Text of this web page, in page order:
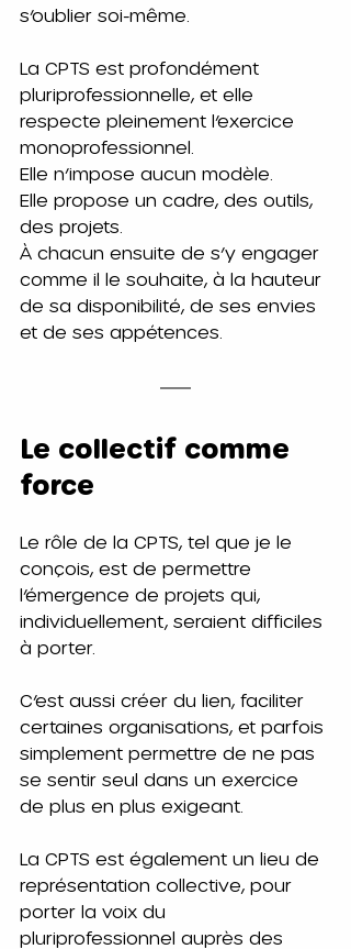
s’oublier soi-même.
La CPTS est profondément
pluriprofessionnelle, et elle
respecte pleinement l’exercice
monoprofessionnel.
Elle n’impose aucun modèle.
Elle propose un cadre, des outils,
des projets.
À chacun ensuite de s’y engager
comme il le souhaite, à la hauteur
de sa disponibilité, de ses envies
et de ses appétences.
Le collectif comme
force
Le rôle de la CPTS, tel que je le
conçois, est de permettre
l’émergence de projets qui,
individuellement, seraient difficiles
à porter.
C’est aussi créer du lien, faciliter
certaines organisations, et parfois
simplement permettre de ne pas
se sentir seul dans un exercice
de plus en plus exigeant.
La CPTS est également un lieu de
représentation collective, pour
porter la voix du
pluriprofessionnel auprès des